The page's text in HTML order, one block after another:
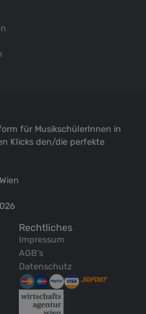
für MusikschülerInnen in
Klicks den/die perfekte
Rechtliches
Impressum
AGB's
Datenschutz